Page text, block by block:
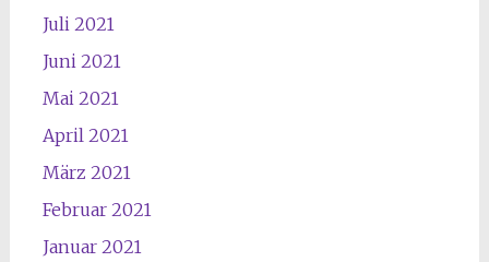
Juli 2021
Juni 2021
Mai 2021
April 2021
März 2021
Februar 2021
Januar 2021